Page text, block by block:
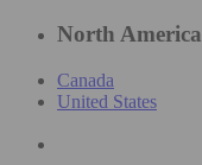
North America
Canada
United States